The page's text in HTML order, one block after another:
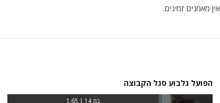
אין מאמנים זמינים.
הפועל גלבוע סגל הקבוצה
בת 14 | 1.65